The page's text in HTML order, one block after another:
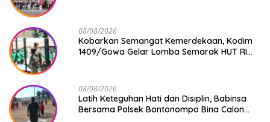
08/08/2026
Kobarkan Semangat Kemerdekaan, Kodim
1409/Gowa Gelar Lomba Semarak HUT RI
08/08/2026
Latih Keteguhan Hati dan Disiplin, Babinsa
Bersama Polsek Bontonompo Bina Calon